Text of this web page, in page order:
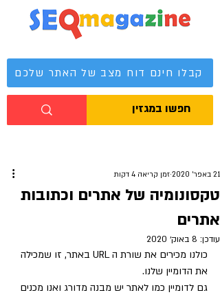
מגזין קידום אתרים
קבלו חינם דוח מצב של האתר שלכם
טקסונומיה של אתרים וכתובות
אתרים
21 באפר׳ 2020 זמן קריאה 4 דקות
עודכן: 8 באוק׳ 2020
כולנו מכירים את שורת ה URL באתר, זו שמכילה
את הדומיין שלנו.
גם לדומיין כמו לאתר יש מבנה מדורג ואנו מכנים